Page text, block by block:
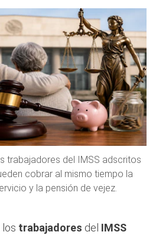
trabajadores del IMSS adscritos
cobrar al mismo tiempo la
y la pensión de vejez.
los trabajadores del IMSS